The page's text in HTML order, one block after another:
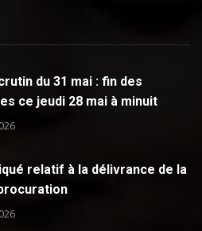
du 31 mai : fin des
ce jeudi 28 mai à minuit
relatif à la délivrance de la